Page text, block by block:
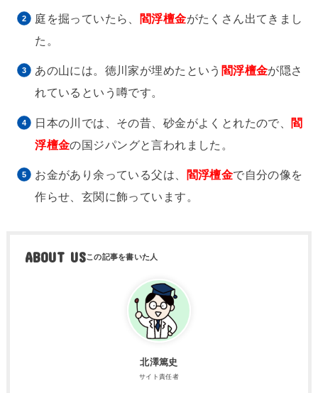
庭を掘っていたら、 閻浮檀金がたくさん出てきまし
た。
あの山には。徳川家が埋めたという 閻浮檀金が隠さ
れているという噂です。
日本の川では、その昔、砂金がよくとれたので、 閻
浮檀金の国ジパングと言われました。
お金があり余っている父は、 閻浮檀金で自分の像を
作らせ、玄関に飾っています。
ABOUT US
北澤篤史
サイト責任者